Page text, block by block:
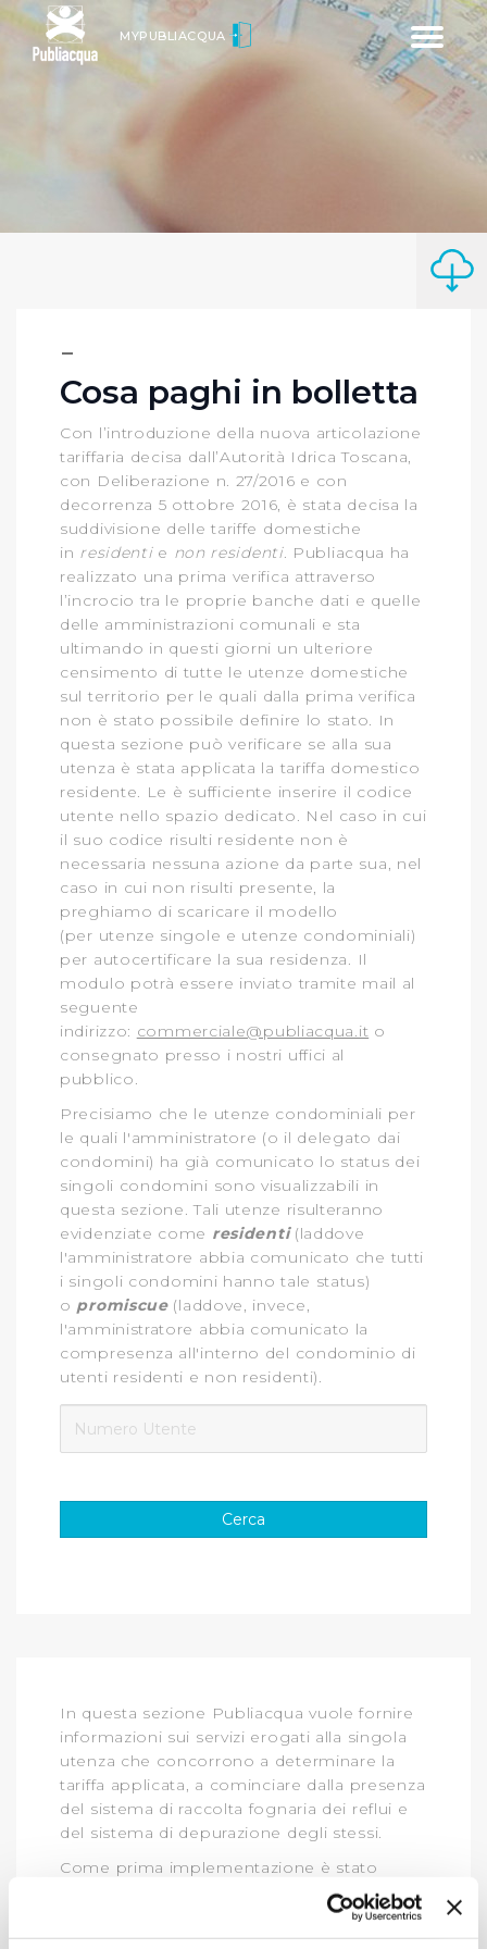
Toggle
MYPUBLIACQUA
Cosa paghi in bolletta
Con l’introduzione della nuova articolazione
tariffaria decisa dall’Autorità Idrica Toscana,
con Deliberazione n. 27/2016 e con
decorrenza 5 ottobre 2016, è stata decisa la
suddivisione delle tariffe domestiche
in residentie non residenti. Publiacqua ha
realizzato una prima verifica attraverso
l’incrocio tra le proprie banche dati e quelle
delle amministrazioni comunali e sta
ultimando in questi giorni un ulteriore
censimento di tutte le utenze domestiche
sul territorio per le quali dalla prima verifica
non è stato possibile definire lo stato. In
questa sezione può verificare se alla sua
utenza è stata applicata la tariffa domestico
residente. Le è sufficiente inserire il codice
utente nello spazio dedicato. Nel caso in cui
il suo codice risulti residente non è
necessaria nessuna azione da parte sua, nel
caso in cui non risulti presente, la
preghiamo di scaricare il modello
(per utenze singole e utenze condominiali)
per autocertificare la sua residenza. Il
modulo potrà essere inviato tramite mail al
seguente
indirizzo: commerciale@publiacqua.it o
consegnato presso i nostri uffici al
pubblico.
Precisiamo che le utenze condominiali per
le quali l'amministratore (o il delegato dai
condomini) ha già comunicato lo status dei
singoli condomini sono visualizzabili in
questa sezione. Tali utenze risulteranno
evidenziate come residenti (laddove
l'amministratore abbia comunicato che tutti
i singoli condomini hanno tale status)
o promiscue (laddove, invece,
l'amministratore abbia comunicato la
compresenza all'interno del condominio di
utenti residenti e non residenti).
In questa sezione Publiacqua vuole fornire
informazioni sui servizi erogati alla singola
utenza che concorrono a determinare la
tariffa applicata, a cominciare dalla presenza
del sistema di raccolta fognaria dei reflui e
del sistema di depurazione degli stessi.
Come prima implementazione è stato
deciso di garantire, agli utenti per cui è in
corso la revisione delle tariffe applicate con
l’inclusione di servizi fino ad oggi non